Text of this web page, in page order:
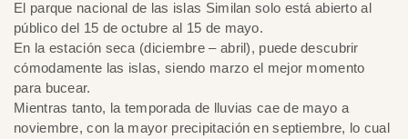
El parque nacional de las islas Similan solo está abierto al
público del 15 de octubre al 15 de mayo.
En la estación seca (diciembre – abril), puede descubrir
cómodamente las islas, siendo marzo el mejor momento
para bucear.
Mientras tanto, la temporada de lluvias cae de mayo a
noviembre, con la mayor precipitación en septiembre, lo cual